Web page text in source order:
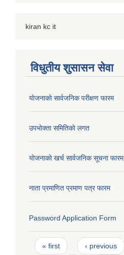
kiran kc it
विधुतीय शुसासन सेवा
याेजनाकाे सार्वजनिक परीक्षण फारम
उपभाेक्ता समितिकाे लगत
याेजनाकाे खर्च सार्वजनिक सूचना फारम
नाता प्रमाणित प्रमाण पत्र फारम
Password Application Form
Pages
« first ‹ previous